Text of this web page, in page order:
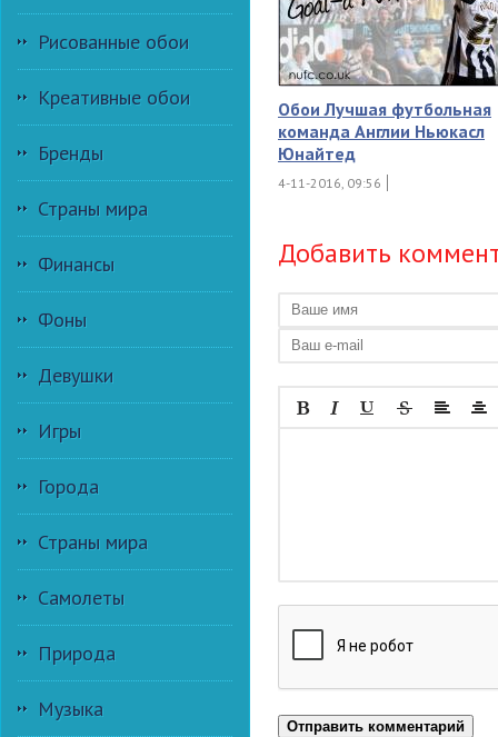
Рисованные обои
Креативные обои
Бренды
Страны мира
Финансы
Фоны
Девушки
Игры
Города
Страны мира
Самолеты
Природа
Музыка
Обои Лучшая футбольная
команда Англии Ньюкасл
Юнайтед
4-11-2016, 09:56
Добавить
Отправить комментарий